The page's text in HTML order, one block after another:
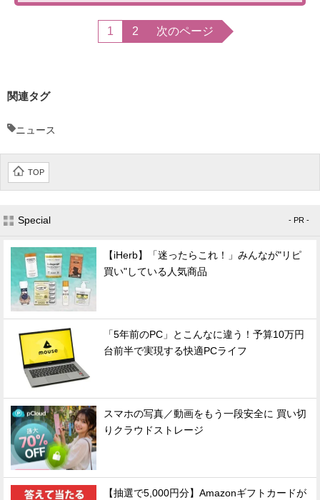
1 2 次のページ
関連タグ
ニュース
TOP
Special - PR -
【iHerb】「迷ったらこれ！」みんなが"リピ
買い"している人気商品
「5年前のPC」とこんなに違う！予算10万円
台前半で実現する快適PCライフ
スマホの写真／動画をもう一段安全に 買い切
りクラウドストレージ
【抽選で5,000円分】Amazonギフトカードが